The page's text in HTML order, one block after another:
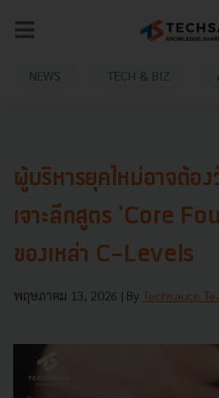
NEWS TECH & BIZ
ผู้บริหารยุคใหม่อาจต้อ
เจาะลึกสูตร 'Core
ของเหล่า C-Levels
พฤษภาคม 13, 2026 | By Techsauce